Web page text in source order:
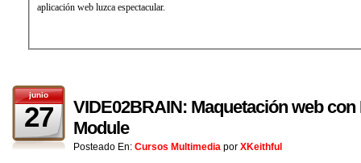
aplicación web luzca espectacular.
junio
27
VIDE02BRAIN: Maquetación web
Module
Posteado En: Cursos Multimedia por XKeithful